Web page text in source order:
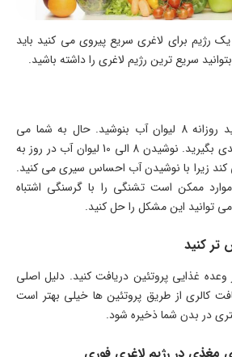
رژیم برای لاغری سریع پیروی می کنید باید
سریع ترین رژیم لاغری را داشته باشید.
همیشه می شنوید که باید روزانه 8 لیوان آب بنوشید. حال به شما می
گوییم که این توصیه را جدی بگیرید. نوشیدن 8 الی 10 لیوان آب در روز به
زیرا با نوشیدن آب احساس سیری می کنید.
ممکن است تشنگی را با گرسنگی اشتباه
توانید این مشکل را حل کنید.
تر کنید
غذایی پروتئین دریافت کنید. دلیل اصلی
کالری از طریق پروتئین ها خیلی بهتر است
در بدن شما ذخیره شود.